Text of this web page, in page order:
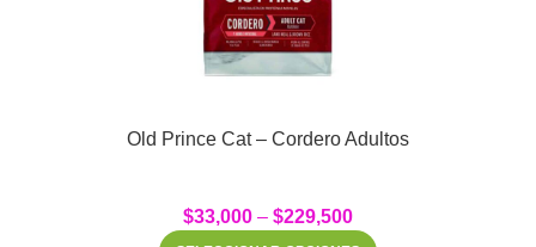
Old Prince Cat – Cordero Adultos
$33,000 – $229,500